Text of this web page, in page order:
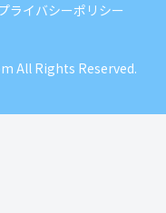
ライバシーポリシー
All Rights Reserved.